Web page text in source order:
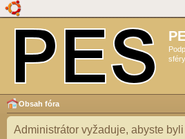
Obsah fóra
Administrátor vyžaduje, abyste